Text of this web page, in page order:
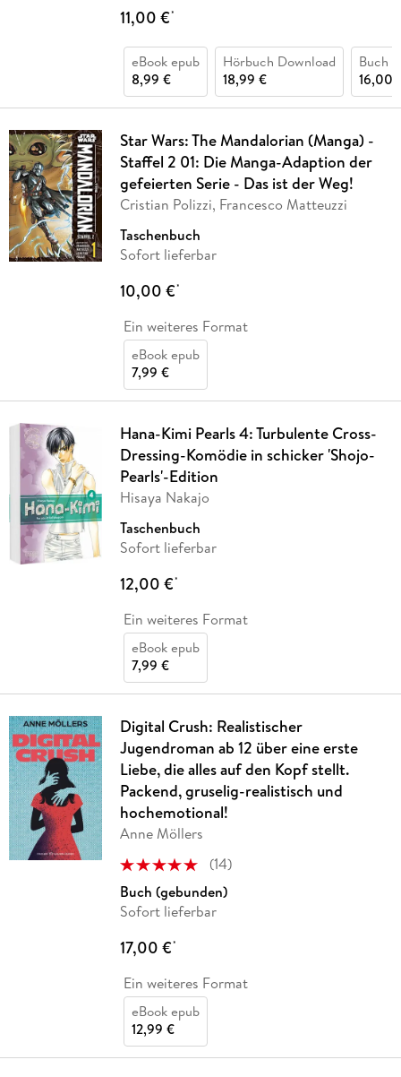
11,00 €*
eBook epub
8,99 €
Hörbuch Download
18,99 €
Buch
16,00
Star Wars: The Mandalorian (Manga) -
Staffel 2 01: Die Manga-Adaption der
gefeierten Serie - Das ist der Weg!
Cristian Polizzi, Francesco Matteuzzi
Taschenbuch
Sofort lieferbar
10,00 €*
Ein weiteres Format
eBook epub
7,99 €
Hana-Kimi Pearls 4: Turbulente Cross-
Dressing-Komödie in schicker 'Shojo-
Pearls'-Edition
Hisaya Nakajo
Taschenbuch
Sofort lieferbar
12,00 €*
Ein weiteres Format
eBook epub
7,99 €
Digital Crush: Realistischer
Jugendroman ab 12 über eine erste
Liebe, die alles auf den Kopf stellt.
Packend, gruselig-realistisch und
hochemotional!
Anne Möllers
(14)
Buch (gebunden)
Sofort lieferbar
17,00 €*
Ein weiteres Format
eBook epub
12,99 €